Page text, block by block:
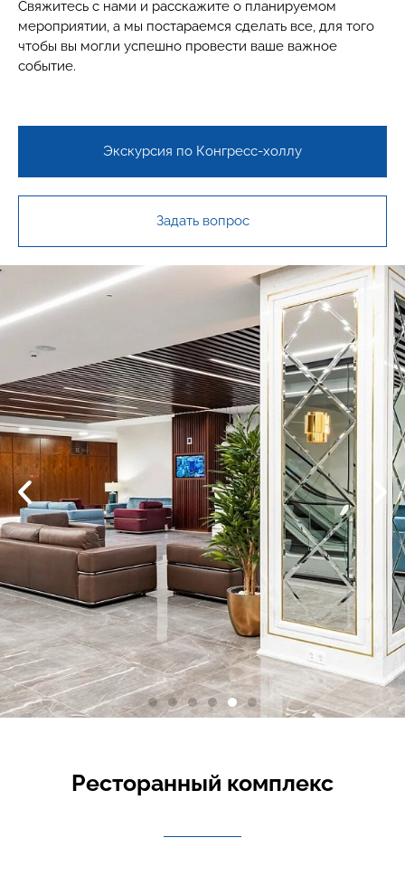
Свяжитесь с нами и расскажите о планируемом
мероприятии, а мы постараемся сделать все, для того
чтобы вы могли успешно провести ваше важное
событие.
Экскурсия по Конгресс-холлу
Задать вопрос
Ресторанный комплекс